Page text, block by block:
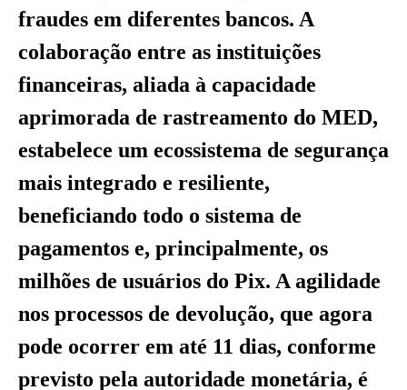
fraudes em diferentes bancos. A
colaboração entre as instituições
financeiras, aliada à capacidade
aprimorada de rastreamento do MED,
estabelece um ecossistema de segurança
mais integrado e resiliente,
beneficiando todo o sistema de
pagamentos e, principalmente, os
milhões de usuários do Pix. A agilidade
nos processos de devolução, que agora
pode ocorrer em até 11 dias, conforme
previsto pela autoridade monetária, é